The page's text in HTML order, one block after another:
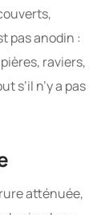
pas anodin :
raviers,
s’il n’y a pas
atténuée,